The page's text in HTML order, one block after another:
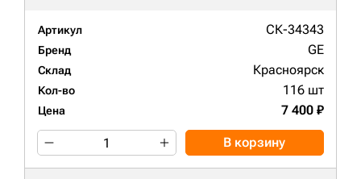
Артикул СК-34343
Бренд GE
Склад Красноярск
Кол-во 116 шт
Цена 7 400 ₽
В корзину